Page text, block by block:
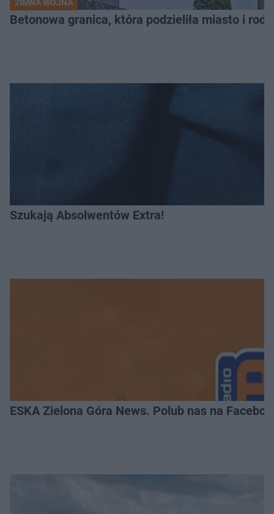
ZIMNA WOJNA
Betonowa granica, która podzieliła miasto i
Szukają Absolwentów Extra!
ESKA Zielona Góra News. Polub nas na